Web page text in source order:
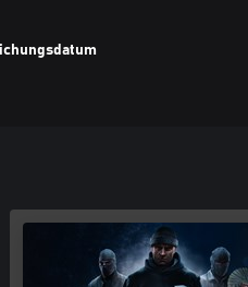
mit Autos beschäftigen.
allmählich zur Meisterschaft vor,
zu legen. Lassen Sie sich nicht
Schritt voraus.
Lernen Sie die Gewohnheiten
und rauben Sie sie aus.